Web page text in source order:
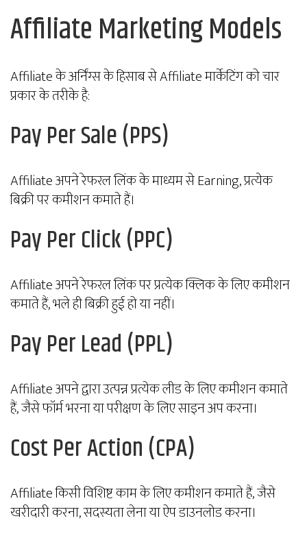
Affiliate Marketing Models
Affiliate के अर्निंग्स के हिसाब से Affiliate मार्केटिंग को चार
प्रकार के तरीके है:
Pay Per Sale (PPS)
Affiliate अपने रेफरल लिंक के माध्यम से Earning, प्रत्येक
बिक्री पर कमीशन कमाते हैं।
Pay Per Click (PPC)
Affiliate अपने रेफरल लिंक पर प्रत्येक क्लिक के लिए कमीशन
कमाते हैं, भले ही बिक्री हुई हो या नहीं।
Pay Per Lead (PPL)
Affiliate अपने द्वारा उत्पन्न प्रत्येक लीड के लिए कमीशन कमाते
हैं, जैसे फॉर्म भरना या परीक्षण के लिए साइन अप करना।
Cost Per Action (CPA)
Affiliate किसी विशिष्ट काम के लिए कमीशन कमाते हैं, जैसे
खरीदारी करना, सदस्यता लेना या ऐप डाउनलोड करना।